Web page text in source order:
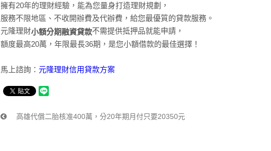
擁有20年的理財經驗，能為您量身打造理財規劃，
服務不限地區、不收開辦費及代辦費，給您最優質的貸款服務。
元隆理財小額分期融資貸款不需提供抵押品就能申請，
額度最高20萬，年限最長36期，是您小額借款的最佳選擇！
馬上諮詢：元隆理財信用貸款方案
高雄代償二胎核准400萬，分20年期月付只要20350元